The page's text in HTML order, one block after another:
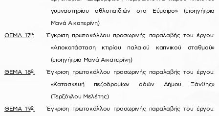
γυμναστηρίου αθλοπαιδιών στο Εύμοιρο» (εισηγήτρια
Μανά Αικατερίνη)
ΘΕΜΑ 17ο: Έγκριση πρωτοκόλλου προσωρινής παραλαβής του έργου:
«Αποκατάσταση κτιρίου παλαιού καπνικού σταθμού»
(εισηγήτρια Μανά Αικατερίνη)
ΘΕΜΑ 18ο: Έγκριση πρωτοκόλλου προσωρινής παραλαβής του έργου:
«Κατασκευή πεζοδρομίων οδών Δήμου Ξάνθης»
(Τερζόγλου Μελέτης)
ΘΕΜΑ 19ο: Έγκριση πρωτοκόλλου προσωρινής παραλαβής του έργου: